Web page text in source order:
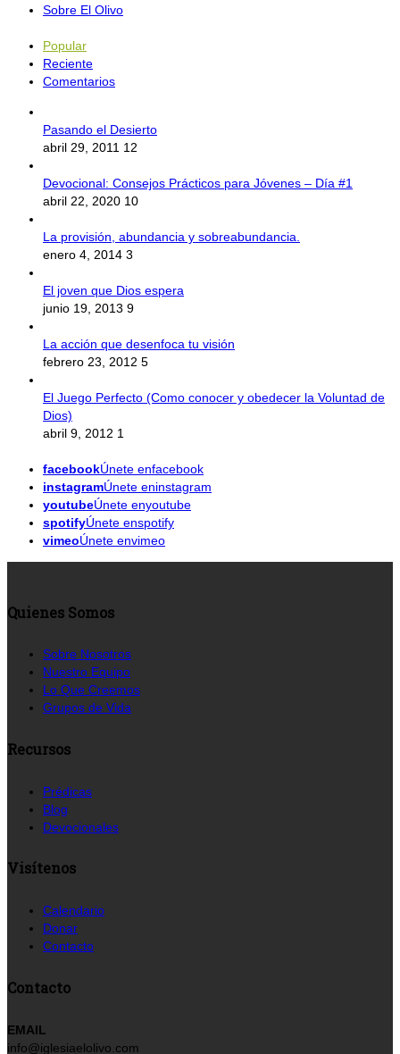
Sobre El Olivo
Popular
Reciente
Comentarios
Pasando el Desierto
abril 29, 2011 12
Devocional: Consejos Prácticos para Jóvenes – Día #1
abril 22, 2020 10
La provisión, abundancia y sobreabundancia.
enero 4, 2014 3
El joven que Dios espera
junio 19, 2013 9
La acción que desenfoca tu visión
febrero 23, 2012 5
El Juego Perfecto (Como conocer y obedecer la Voluntad de
Dios)
abril 9, 2012 1
facebookÚnete enfacebook
instagramÚnete eninstagram
youtubeÚnete enyoutube
spotifyÚnete enspotify
vimeoÚnete envimeo
Quienes Somos
Sobre Nosotros
Nuestro Equipo
Lo Que Creemos
Grupos de Vida
Recursos
Prédicas
Blog
Devocionales
Visítenos
Calendario
Donar
Contacto
Contacto
EMAIL
info@iglesiaelolivo.com